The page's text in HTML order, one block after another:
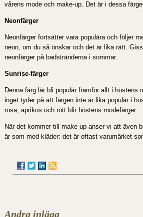
vårens mode och make-up. Det är i dessa
Neonfärger
Neonfärger fortsätter vara populära och följer
neon, om du så önskar och det är lika rätt.
neonfärger på badstränderna i sommar.
Sunrise-färger
Denna färg lär bli populär framför allt i
inget tyder på att färgen inte är lika populär i
rosa, aprikos och rött blir höstens modefärger.
När det kommer till make-up anser vi att även
är som med kläder: det är oftast varumärket
Andra inlägg